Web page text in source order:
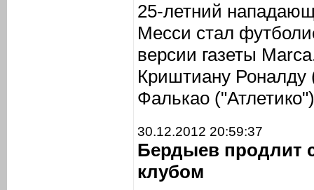
25-летний
Месси стал
версии газеты
Криштиану
Фалькао
30.12.2012 20:59:37
Бердыев продлит
клубом